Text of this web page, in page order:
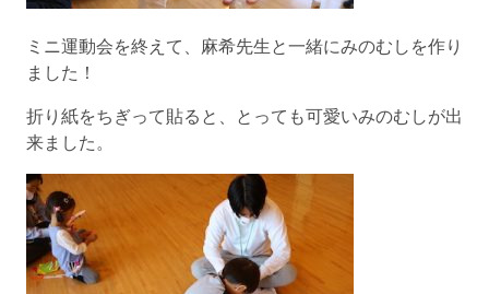
ミニ運動会を終えて、麻希先生と一緒にみのむしを作り
ました！
折り紙をちぎって貼ると、とっても可愛いみのむしが出
来ました。